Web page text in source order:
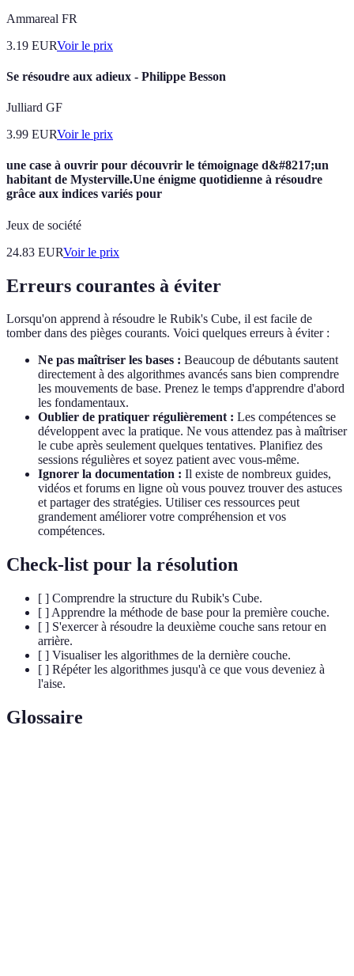
Ammareal FR
3.19 EURVoir le prix
Se résoudre aux adieux - Philippe Besson
Julliard GF
3.99 EURVoir le prix
une case à ouvrir pour découvrir le témoignage d&#8217;un
habitant de Mysterville.Une énigme quotidienne à résoudre
grâce aux indices variés pour
Jeux de société
24.83 EURVoir le prix
Erreurs courantes à éviter
Lorsqu'on apprend à résoudre le Rubik's Cube, il est facile de
tomber dans des pièges courants. Voici quelques erreurs à éviter :
Ne pas maîtriser les bases : Beaucoup de débutants sautent
directement à des algorithmes avancés sans bien comprendre
les mouvements de base. Prenez le temps d'apprendre d'abord
les fondamentaux.
Oublier de pratiquer régulièrement : Les compétences se
développent avec la pratique. Ne vous attendez pas à maîtriser
le cube après seulement quelques tentatives. Planifiez des
sessions régulières et soyez patient avec vous-même.
Ignorer la documentation : Il existe de nombreux guides,
vidéos et forums en ligne où vous pouvez trouver des astuces
et partager des stratégies. Utiliser ces ressources peut
grandement améliorer votre compréhension et vos
compétences.
Check-list pour la résolution
[ ] Comprendre la structure du Rubik's Cube.
[ ] Apprendre la méthode de base pour la première couche.
[ ] S'exercer à résoudre la deuxième couche sans retour en
arrière.
[ ] Visualiser les algorithmes de la dernière couche.
[ ] Répéter les algorithmes jusqu'à ce que vous deveniez à
l'aise.
Glossaire